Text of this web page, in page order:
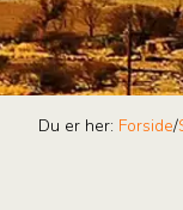
Du er her: Forside/